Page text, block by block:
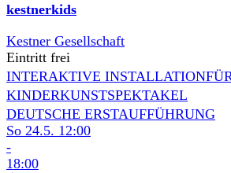
kestnerkids
Kestner Gesellschaft
Eintritt frei
INTERAKTIVE INSTALLATION
KINDERKUNSTSPEKTAKEL
DEUTSCHE ERSTAUFFÜHRUNG
So 24.5. 12:00
-
18:00